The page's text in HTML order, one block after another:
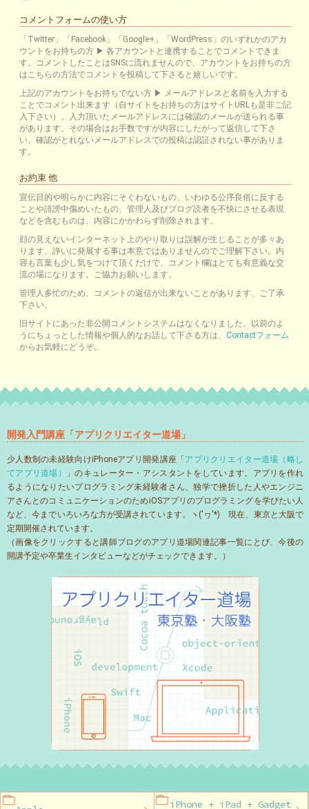
コメントフォームの使い方
「Twitter」「Facebook」「Google+」「WordPress」のいずれかのアカ
ウントをお持ちの方 ▶ 各アカウントと連携することでコメントできま
す。コメントしたことはSNSに流れませんので、アカウントをお持ちの方
はこちらの方法でコメントを投稿して下さると嬉しいです。
上記のアカウントをお持ちでない方 ▶ メールアドレスと名前を入力する
ことでコメント出来ます（自サイトをお持ちの方はサイトURLも是非ご記
入下さい）。入力頂いたメールアドレスには確認のメールが送られる事
があります。その場合はお手数ですが内容にしたがって返信して下さ
い。確認がとれないメールアドレスでの投稿は認証されない事がありま
す。
お約束 他
宣伝目的や明らかに内容にそぐわないもの、いわゆる公序良俗に反する
ことや誹謗中傷めいたもの、管理人及びブログ読者を不快にさせる表現
などを含むものは、内容にかかわらず削除されます。
顔の見えないインターネット上のやり取りは誤解が生じることが多々あ
ります。諍いに発展する事は本意ではありませんのでご理解下さい。内
容も言葉も少し気をつけて頂くだけで、コメント欄はとても有意義な交
流の場になります。ご協力お願いします。
管理人多忙のため、コメントの返信が出来ないことがあります、ご了承
下さい。
旧サイトにあった非公開コメントシステムはなくなりました。以前のよ
うにちょっとした情報や個人的なお話して下さる方は、 Contactフォーム
からお気軽にどうぞ。
開発入門講座「アプリクリエイター道場」
少人数制の未経験向けiPhoneアプリ開発講座「 アプリクリエイター道場（略し
てアプリ道場）
」のキュレーター・アシスタントをしています。アプリを作れ
るようになりたいプログラミング未経験者さん、独学で挫折した人やエンジニ
アさんとのコミュニケーションのためiOSアプリのプログラミングを学びたい人
など、今までいろいろな方が受講されています。ヽ('ヮ'*)ゝ現在、東京と大阪で
定期開催されています。
（画像をクリックすると講師ブログのアプリ道場関連記事一覧にとび、今後の
開講予定や卒業生インタビューなどがチェックできます。）
iPhone + iPad + Gadget